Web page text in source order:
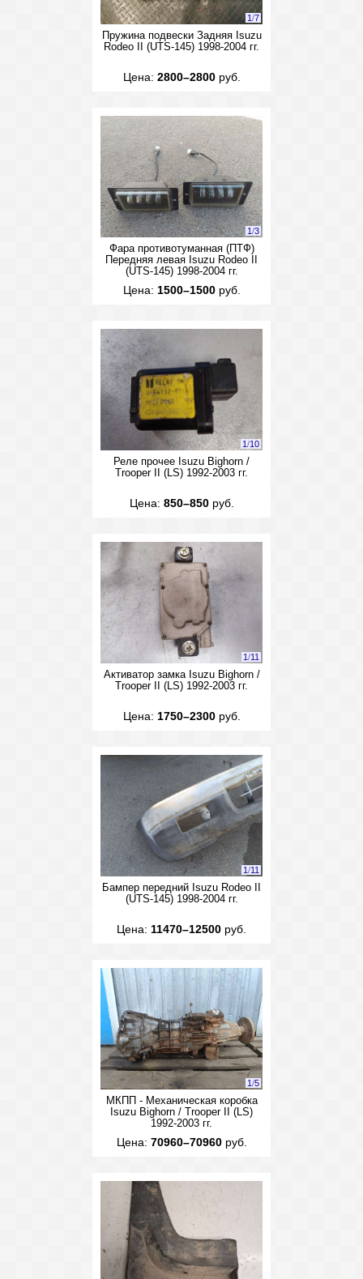
1/7
Пружина подвески Задняя Isuzu
Rodeo II (UTS-145) 1998-2004 гг.
Цена: 2800–2800руб.
1/3
Фара противотуманная (ПТФ)
Передняя левая Isuzu Rodeo II
(UTS-145) 1998-2004 гг.
Цена: 1500–1500руб.
1/10
Реле прочее Isuzu Bighorn /
Trooper II (LS) 1992-2003 гг.
Цена: 850–850руб.
1/11
Активатор замка Isuzu Bighorn /
Trooper II (LS) 1992-2003 гг.
Цена: 1750–2300руб.
1/11
Бампер передний Isuzu Rodeo II
(UTS-145) 1998-2004 гг.
Цена: 11470–12500 руб.
1/5
МКПП - Механическая коробка
Isuzu Bighorn / Trooper II (LS)
1992-2003 гг.
Цена: 70960–70960руб.